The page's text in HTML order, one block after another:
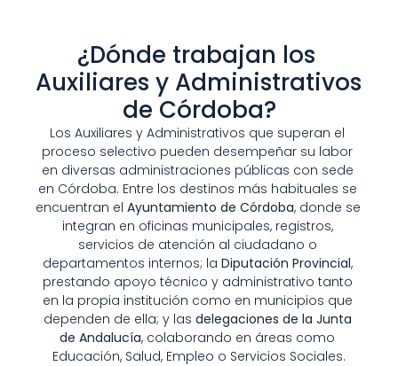
¿Dónde trabajan los
Auxiliares y Administrativos
de Córdoba?
Los Auxiliares y Administrativos que superan el
proceso selectivo pueden desempeñar su labor
en diversas administraciones públicas con sede
en Córdoba. Entre los destinos más habituales se
encuentran el Ayuntamiento de Córdoba, donde se
integran en oficinas municipales, registros,
servicios de atención al ciudadano o
departamentos internos; la Diputación Provincial,
prestando apoyo técnico y administrativo tanto
en la propia institución como en municipios que
dependen de ella; y las delegaciones de la Junta
de Andalucía, colaborando en áreas como
Educación, Salud, Empleo o Servicios Sociales.